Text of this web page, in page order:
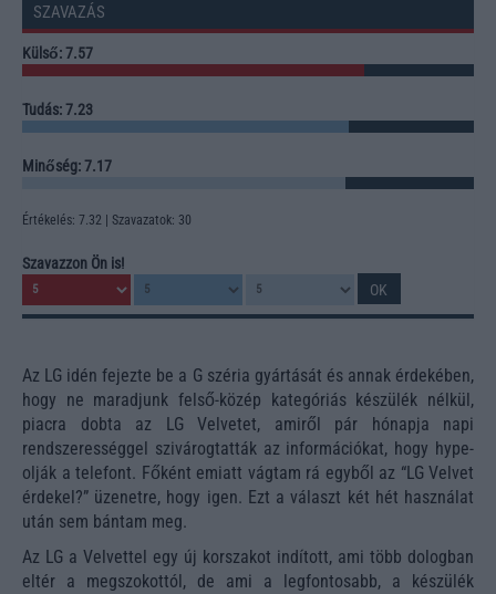
SZAVAZÁS
Külső: 7.57
Tudás: 7.23
Minőség: 7.17
Értékelés: 7.32 | Szavazatok: 30
Szavazzon Ön is!
Az LG idén fejezte be a G széria gyártását és annak érdekében,
hogy ne maradjunk felső-közép kategóriás készülék nélkül,
piacra dobta az LG Velvetet, amiről pár hónapja napi
rendszerességgel szivárogtatták az információkat, hogy hype-
olják a telefont. Főként emiatt vágtam rá egyből az “LG Velvet
érdekel?” üzenetre, hogy igen. Ezt a választ két hét használat
után sem bántam meg.
Az LG a Velvettel egy új korszakot indított, ami több dologban
eltér a megszokottól, de ami a legfontosabb, a készülék